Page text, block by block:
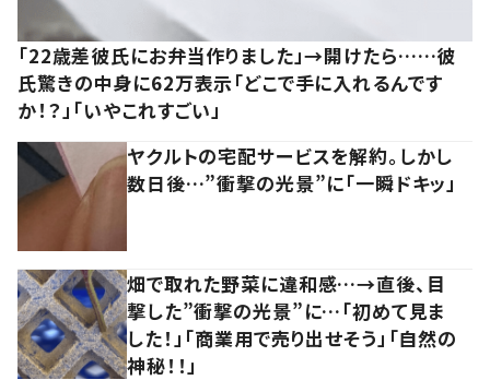
「22歳差彼氏にお弁当作りました」→開けたら……彼
氏驚きの中身に62万表示「どこで手に入れるんです
か！？」「いやこれすごい」
ヤクルトの宅配サービスを解約。しかし
数日後…”衝撃の光景”に「一瞬ドキッ」
畑で取れた野菜に違和感…→直後、目
撃した”衝撃の光景”に…「初めて見ま
した！」「商業用で売り出せそう」「自然の
神秘！！」